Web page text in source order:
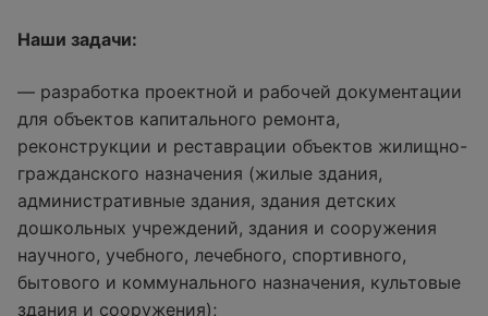
Наши задачи:
— разработка проектной и рабочей документации
для объектов капитального ремонта,
реконструкции и реставрации объектов жилищно-
гражданского назначения (жилые здания,
административные здания, здания детских
дошкольных учреждений, здания и сооружения
научного, учебного, лечебного, спортивного,
бытового и коммунального назначения, культовые
здания и сооружения);